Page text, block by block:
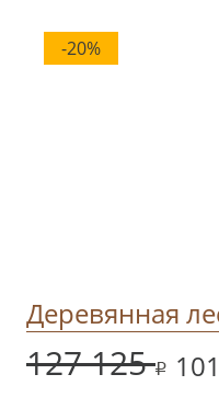
-20%
Деревянная
127 125